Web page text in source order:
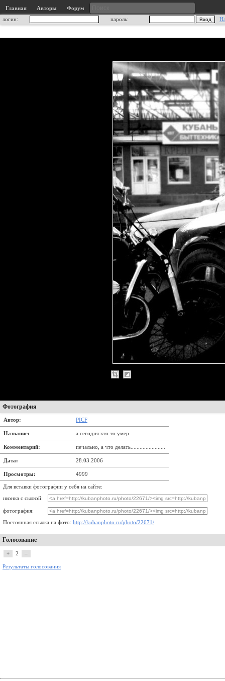
Главная Авторы
Форум
логин:
пароль:
Фотография
Автор: PICF
Название: а сегодня кто то умер
Комментарий: печально, а что делать.......................
Дата: 28.03.2006
Просмотры: 4999
Для вставки фотографии у себя на сайте:
иконка с сылкой:
фотография:
Постоянная ссылка на фото: http://kubanphoto.ru/photo/22671/
Голосование
+ 2 –
Результаты голосования